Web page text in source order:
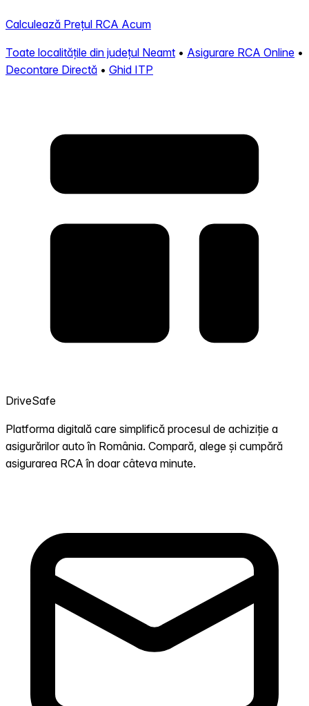
Calculează Prețul RCA Acum
Toate localitățile din județul Neamt • Asigurare RCA Online •
Decontare Directă • Ghid ITP
DriveSafe
Platforma digitală care simplifică procesul de achiziție a
asigurărilor auto în România. Compară, alege și cumpără
asigurarea RCA în doar câteva minute.